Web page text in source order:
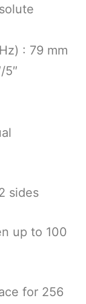
: 79 mm
5″
sides
up to 100
for 256